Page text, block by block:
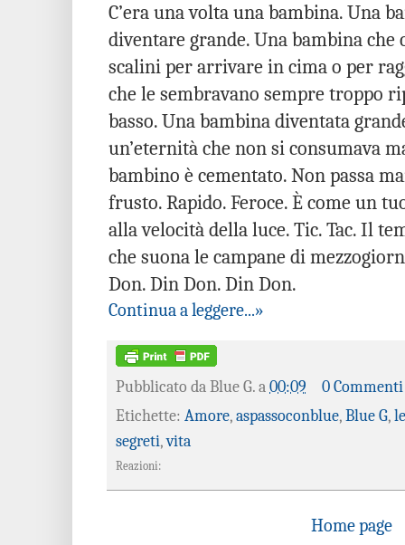
C’era una volta una bambina. Una
diventare grande. Una bambina
scalini per arrivare in cima o per
che le sembravano sempre troppo
basso. Una bambina diventata
un’eternità che non si consumava
bambino è cementato. Non passa
frusto. Rapido. Feroce. È come un
alla velocità della luce. Tic. Tac. Il
che suona le campane di
Don. Din Don. Din Don.
Continua a leggere...»
Pubblicato da Blue G. a 00:09
0 Commenti
Etichette: Amore, aspassoconblue, Blue G,
segreti,vita
Reazioni:
Home page